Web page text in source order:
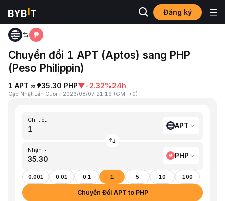
Đăng ký
Trang chủ
Chuyển đổi 1 APT (Aptos) sang PHP
(Peso Philippin)
1 APT ≈ ₱35.30 PHP▼-2.32%24h
Cập Nhật Lần Cuối ： 2026/08/07 21:19 (GMT+0)
Chi tiêu
APT
Nhận ~
PHP
0.001 0.01 0.1 1 5 10 100
Chuyển Đổi APT to PHP